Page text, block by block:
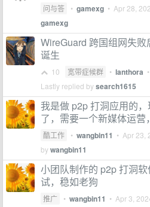
问与答 • gamexg • Apr 28,
gamexg
WireGuard 跨国组网失败
诞生
10 宽带症候群 • lanthora •
Lastly replied bysearch1615
我是做 p2p 打洞应用的
了，需要一个新媒体运营
酷工作 • wangbin11 • Apr 23,
bywangbin11
小团队制作的 p2p 打洞
试，稳如老狗
推广 • wangbin11 • Apr 3,